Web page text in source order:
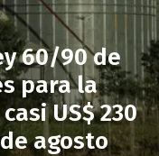
60/90 de
para la
US$ 230
agosto